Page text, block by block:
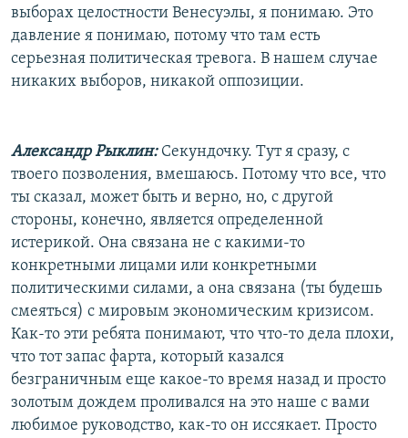
выборах целостности Венесуэлы, я понимаю. Это
давление я понимаю, потому что там есть
серьезная политическая тревога. В нашем случае
никаких выборов, никакой оппозиции.
Александр Рыклин: Секундочку. Тут я сразу, с
твоего позволения, вмешаюсь. Потому что все, что
ты сказал, может быть и верно, но, с другой
стороны, конечно, является определенной
истерикой. Она связана не с какими-то
конкретными лицами или конкретными
политическими силами, а она связана (ты будешь
смеяться) с мировым экономическим кризисом.
Как-то эти ребята понимают, что что-то дела плохи,
что тот запас фарта, который казался
безграничным еще какое-то время назад и просто
золотым дождем проливался на это наше с вами
любимое руководство, как-то он иссякает. Просто